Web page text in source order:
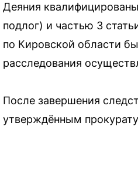
Деяния
подлог) и частью 3
по Кировской области
расследования
После завершения
утверждённым